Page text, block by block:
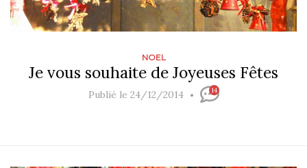
NOEL
Je vous souhaite de Joyeuses Fêtes
Publié le 24/12/2014 14